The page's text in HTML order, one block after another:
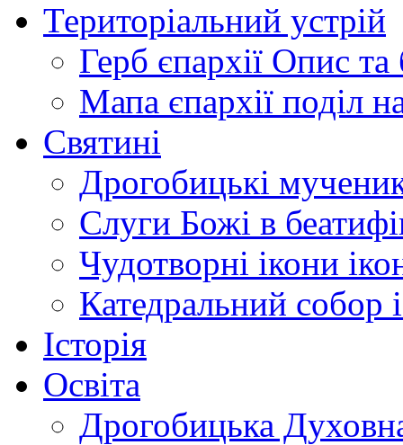
Територіальний устрій
Герб єпархії Опис та
Мапа єпархії поділ
Святині
Дрогобицькі
Слуги Божі в
Чудотворні ікони
Катедральний собор
Історія
Освіта
Дрогобицька